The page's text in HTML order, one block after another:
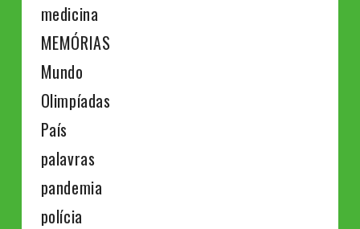
medicina
MEMÓRIAS
Mundo
Olimpíadas
País
palavras
pandemia
polícia